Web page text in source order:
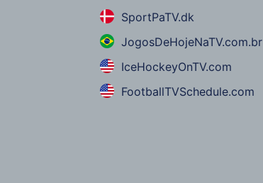
SportPaTV.dk
JogosDeHojeNaTV.com.br
IceHockeyOnTV.com
FootballTVSchedule.com